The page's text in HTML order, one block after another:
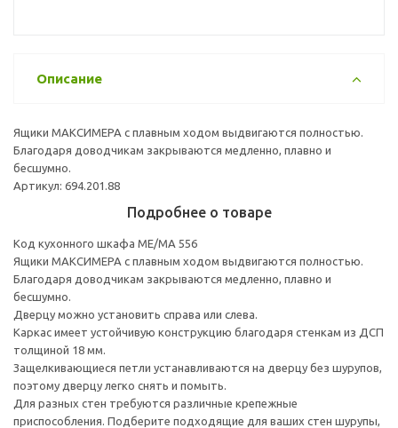
Описание
Ящики МАКСИМЕРА с плавным ходом выдвигаются полностью.
Благодаря доводчикам закрываются медленно, плавно и
бесшумно.
Артикул: 694.201.88
Подробнее о товаре
Код кухонного шкафа ME/MA 556
Ящики МАКСИМЕРА с плавным ходом выдвигаются полностью.
Благодаря доводчикам закрываются медленно, плавно и
бесшумно.
Дверцу можно установить справа или слева.
Каркас имеет устойчивую конструкцию благодаря стенкам из ДСП
толщиной 18 мм.
Защелкивающиеся петли устанавливаются на дверцу без шурупов,
поэтому дверцу легко снять и помыть.
Для разных стен требуются различные крепежные
приспособления. Подберите подходящие для ваших стен шурупы,